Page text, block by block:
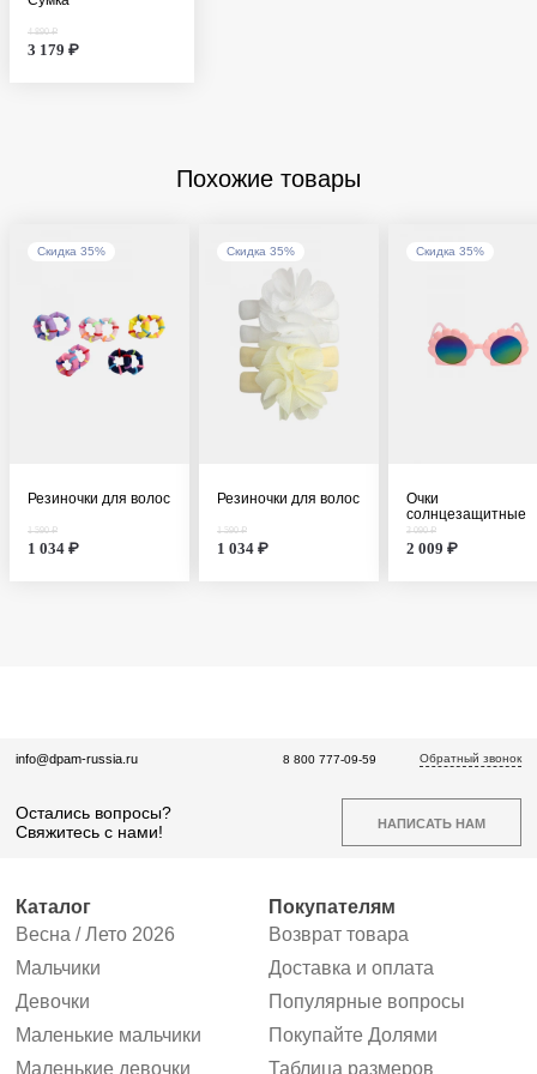
4 890 ₽
3 179 ₽
Похожие товары
Скидка 35%
Резиночки для волос
1 590 ₽
1 034 ₽
Скидка 35%
Резиночки для волос
1 590 ₽
1 034 ₽
Скидка 35%
Очки
солнцезащитные
3 090 ₽
2 009 ₽
info@dpam-russia.ru
Остались вопросы?
Свяжитесь с нами!
НАПИСАТЬ НАМ
8 800 777-09-59 Обратный звонок
Каталог
Весна / Лето 2026
Мальчики
Девочки
Маленькие мальчики
Маленькие девочки
Покупателям
Возврат товара
Доставка и оплата
Популярные вопросы
Покупайте Долями
Таблица размеров